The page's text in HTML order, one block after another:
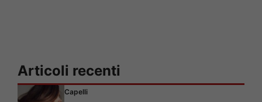
Articoli recenti
Capelli